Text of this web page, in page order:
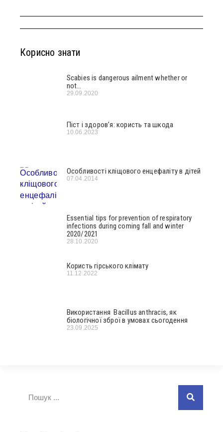
Корисно знати
Scabies is dangerous ailment whether or
not…
29.09.2020
Піст і здоров’я: користь та шкода
10.06.2023
Особливості кліщового енцефаліту в дітей
07.04.2014
Essential tips for prevention of respiratory
infections during coming fall and winter
2020/2021
28.10.2020
Користь гірського клімату
11.12.2022
Використання Bacillus anthracis, як
біологічної зброї в умовах сьогодення
23.09.2025